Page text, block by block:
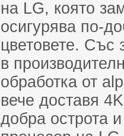
на LG, която
осигурява по-
цветовете. Със
в
обработка от
вече доставя
добра острота